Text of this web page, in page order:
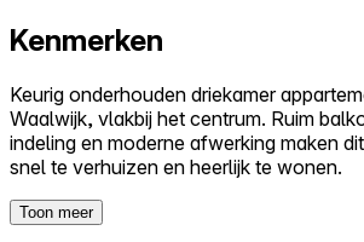
Kenmerken
Keurig onderhouden driekamer
Waalwijk, vlakbij het centrum. Ruim
indeling en moderne afwerking maken
snel te verhuizen en heerlijk te wonen.
Toon meer